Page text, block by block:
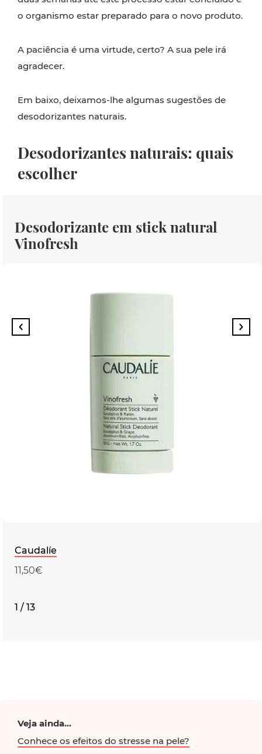
o organismo estar preparado para o novo produto.
A paciência é uma virtude, certo? A sua pele irá
agradecer.
Em baixo, deixamos-lhe algumas sugestões de
desodorizantes naturais.
Desodorizantes naturais: quais
escolher
Desodorizante em stick natural
Vinofresh
Caudalíe
11,50€
1 / 13
Veja ainda...
Conhece os efeitos do stresse na pele?